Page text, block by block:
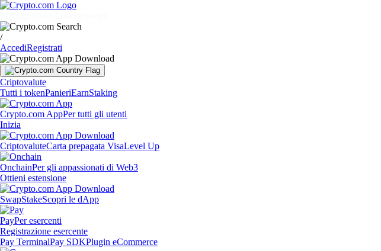
/
AccediRegistrati
Criptovalute
Tutti i tokenPanieriEarnStaking
Crypto.com AppPer tutti gli utenti
Inizia
CriptovaluteCarta prepagata VisaLevel Up
OnchainPer gli appassionati di Web3
Ottieni estensione
SwapStakeScopri le dApp
PayPer esercenti
Registrazione esercente
Pay TerminalPay SDKPlugin eCommerce